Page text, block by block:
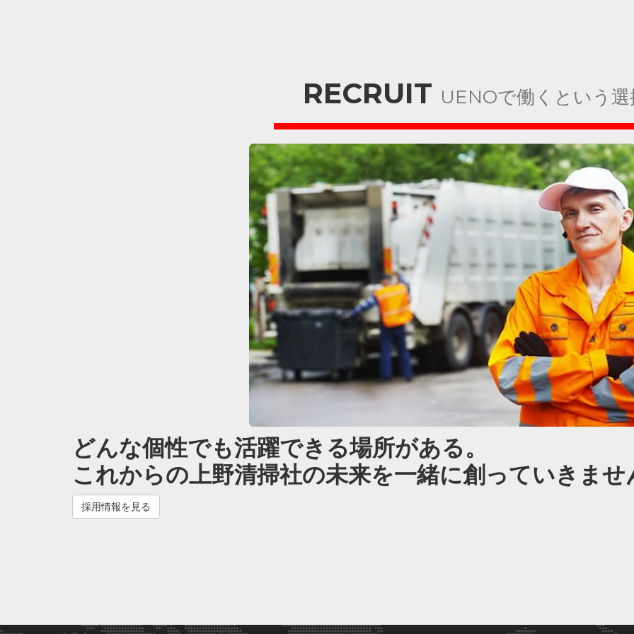
RECRUIT UENOで働くという選
どんな個性でも活躍できる場所がある。
これからの上野清掃社の未来を一緒に創っていきませ
採用情報を見る